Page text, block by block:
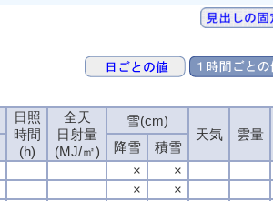
日照
時間
(h)
全天
日射量
(MJ/㎡)
雪(cm)
天気
雲量
降雪
積雪
×
×
×
×